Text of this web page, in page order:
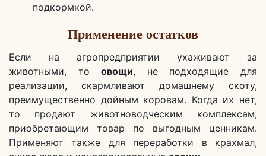
подкормкой.
Применение остатков
Если на агропредприятии ухаживают за
животными, тоовощи, не подходящие для
реализации, скармливают домашнему скоту,
преимущественно дойным коровам. Когда их нет,
то продают животноводческим комплексам,
приобретающим товар по выгодным ценникам.
Применяют также для переработки в крахмал,